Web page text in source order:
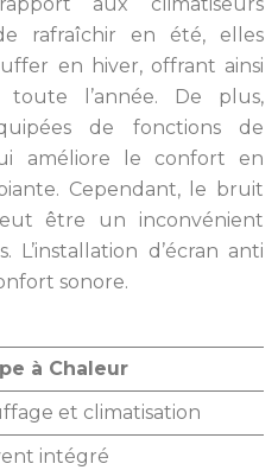
aux climatiseurs
rafraîchir en été, elles
en hiver, offrant ainsi
l’année. De plus,
de fonctions de
améliore le confort en
Cependant, le bruit
être un inconvénient
d’écran anti
sonore.
à Chaleur
et climatisation
intégré